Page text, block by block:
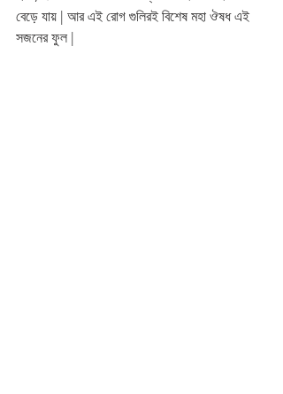
বেড়ে যায় | আর এই রোগ গুলিরই বিশেষ মহা ঔষধ এই
সজনের ফুল |